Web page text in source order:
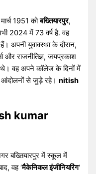
मार्च 1951 कोबख्तियारपुर,
2024 में 73 वर्ष है. वह
अपनी युवावस्था के दौरान,
और राजनीतिज्ञ, जयप्रकाश
थे। वह अपने कॉलेज के दिनों में
आंदोलनों से जुड़े रहे।nitish
kumar
बख्तियारपुर में स्कूल में
वह ‘मैकेनिकल इंजीनियरिंग‘